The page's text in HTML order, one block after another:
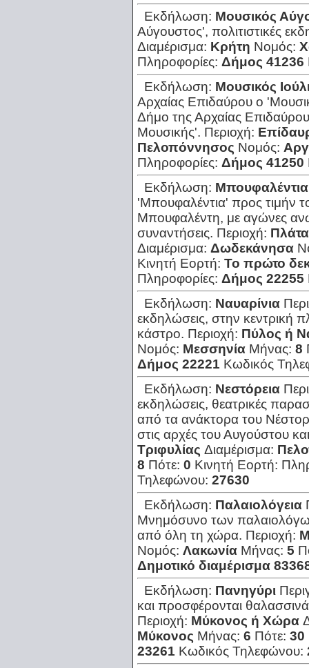
Εκδήλωση: Μουσικός
Αύγουστος', πολιτιστικές
Διαμέρισμα: Κρήτη Νομός:
Πληροφορίες: Δήμος 41236
Εκδήλωση: Μουσικός
Αρχαίας Επιδαύρου ο
Δήμο της Αρχαίας
Μουσικής'. Περιοχή:
Πελοπόννησος Νομός:
Πληροφορίες: Δήμος 41250
Εκδήλωση: Μπουφαλέντια
'Μπουφαλέντια' προς τιμήν
Μπουφαλέντη, με αγώνες
συναντήσεις. Περιοχή:
Διαμέρισμα: Δωδεκάνησα
Κινητή Εορτή: Το πρώτο
Πληροφορίες: Δήμος 22255
Εκδήλωση: Ναυαρίνια
εκδηλώσεις, στην κεντρική
κάστρο. Περιοχή: Πύλος ή
Νομός: Μεσσηνία Μήνας: 8
Δήμος 22221 Κωδικός
Εκδήλωση: Νεστόρεια
εκδηλώσεις, θεατρικές
από τα ανάκτορα του
στις αρχές του Αυγούστου
Τριφυλίας Διαμέρισμα:
8 Πότε: 0 Κινητή Εορτή:
Τηλεφώνου: 27630
Εκδήλωση: Παλαιολόγεια
Μνημόσυνο των
από όλη τη χώρα. Περιοχή:
Νομός: Λακωνία Μήνας: 5
Δημοτικό διαμέρισμα
Εκδήλωση: Πανηγύρι
και προσφέρονται
Περιοχή: Μύκονος ή Χώρα
Μύκονος Μήνας: 6 Πότε: 30
23261 Κωδικός Τηλεφώνου: